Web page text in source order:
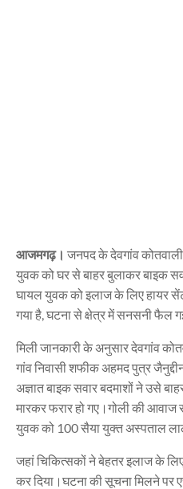
आजमगढ़। जनपद के देवगांव
युवक को घर से बाहर बुलाकर बाइक
घायल युवक को इलाज के लिए हायर
गया है, घटना से क्षेत्र में सनसनी फैल
मिली जानकारी के अनुसार देवगांव
गांव निवासी शफीक अहमद पुत्र
अज्ञात बाइक सवार बदमाशों ने उसे
मारकर फरार हो गए।गोली की
युवक को 100 सैया युक्त अस्पताल
जहां चिकित्सकों ने बेहतर इलाज के
कर दिया।घटना की सूचना मिलने पर